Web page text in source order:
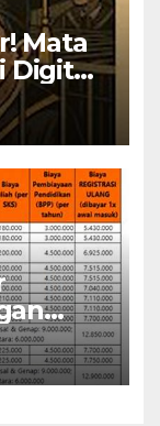
Mata
Digital”